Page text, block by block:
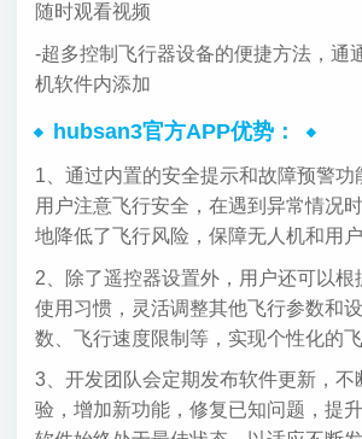
随时观看视频
-超多控制飞行器设备的便捷方法，通
机软件内添加
hubsan3官方APP优势：
1、通过内置的安全提示和故障预警功
用户注意飞行安全，在遇到异常情况
地降低了飞行风险，保障无人机和用户
2、除了遥控器设置外，用户还可以根
使用习惯，灵活调整其他飞行参数和
数、飞行速度限制等，实现个性化的飞
3、开发团队会定期发布软件更新，不
验，增加新功能，修复已知问题，提